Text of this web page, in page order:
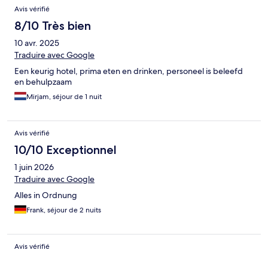
Avis vérifié
8/10 Très bien
10 avr. 2025
Traduire avec Google
Een keurig hotel, prima eten en drinken, personeel is beleefd
en behulpzaam
Mirjam, séjour de 1 nuit
Avis vérifié
10/10 Exceptionnel
1 juin 2026
Traduire avec Google
Alles in Ordnung
Frank, séjour de 2 nuits
Avis vérifié